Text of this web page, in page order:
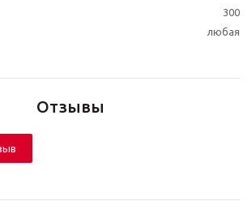
300
любая
Отзывы